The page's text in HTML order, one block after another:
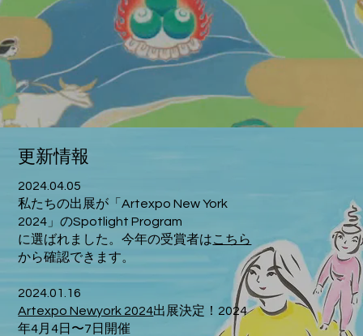
更新情報
2024.04.05
私たちの出展が「Artexpo New York
2024」のSpotlight Program
に選ばれました。今年の受賞者はこちら
から確認できます。
2024.01.16
Artexpo Newyork 2024出展決定！2024
年4月4日〜7日開催